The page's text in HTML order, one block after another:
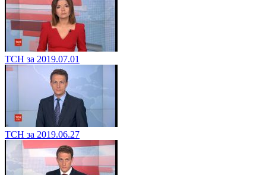
ТСН за 2019.07.01
ТСН за 2019.06.27